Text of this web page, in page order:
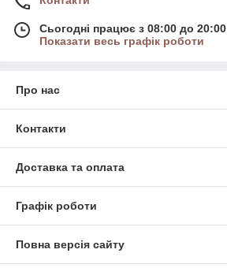
Сьогодні працює з 08:00 до 20:00
Показати весь графік роботи
Про нас
Контакти
Доставка та оплата
Графік роботи
Повна версія сайту